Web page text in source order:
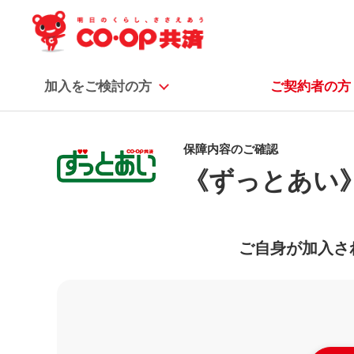
加入をご検討の方 ご契約者の方
保障内容のご確認
《ずっとあい
ご自身が加入